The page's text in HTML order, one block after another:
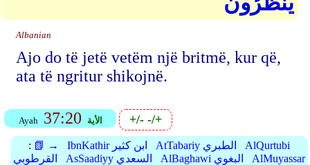
Albanian
Ajo do të jetë vetëm një britmë, kur që,
ata të ngritur shikojnë.
Ayah 37:20 الأية +/--/+
: 📗 → IbnKathir ابن كثير AtTabariy الطبري
AlQurtubi
القرطوبي
AsSaadiyy السعدي AlBaghawi البغوي
AlMuyassar